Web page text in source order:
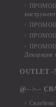
Декорация
OUTLET -
@-->--